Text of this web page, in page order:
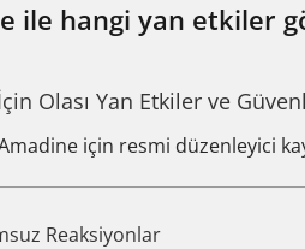
ile hangi yan etkiler
Olası Yan Etkiler ve
için resmi düzenleyici
Reaksiyonlar